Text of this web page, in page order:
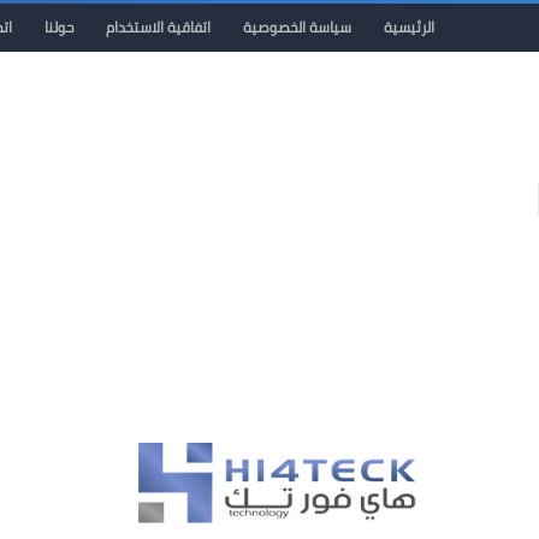
الرئيسية سياسة الخصوصية اتفاقية الاستخدام حولنا